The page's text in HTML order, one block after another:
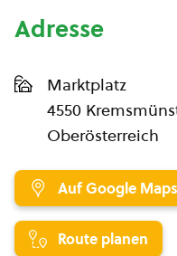
Adresse
Marktplatz
4550
Oberösterreich
Auf Google
Route planen